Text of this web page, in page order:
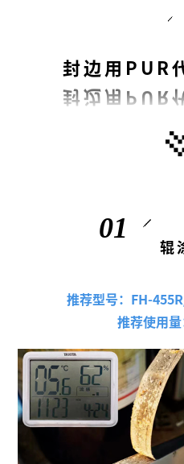
封边用PUR
01
辊
推荐型号：FH-
推荐使用